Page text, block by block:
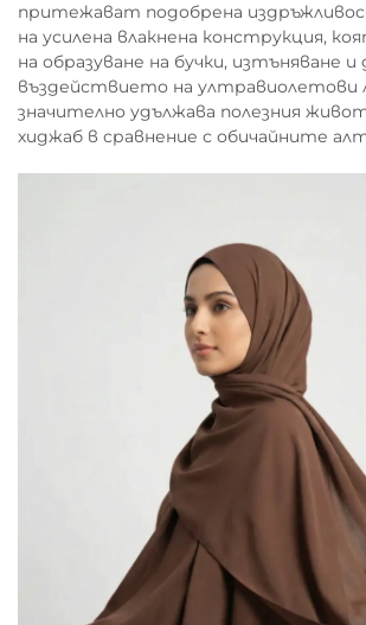
притежават подобрена
на усилена влакнена конструкция,
на образуване на бучки, изтъняване
въздействието на ултравиолетови
значително удължава полезния
хиджаб в сравнение с обичайните